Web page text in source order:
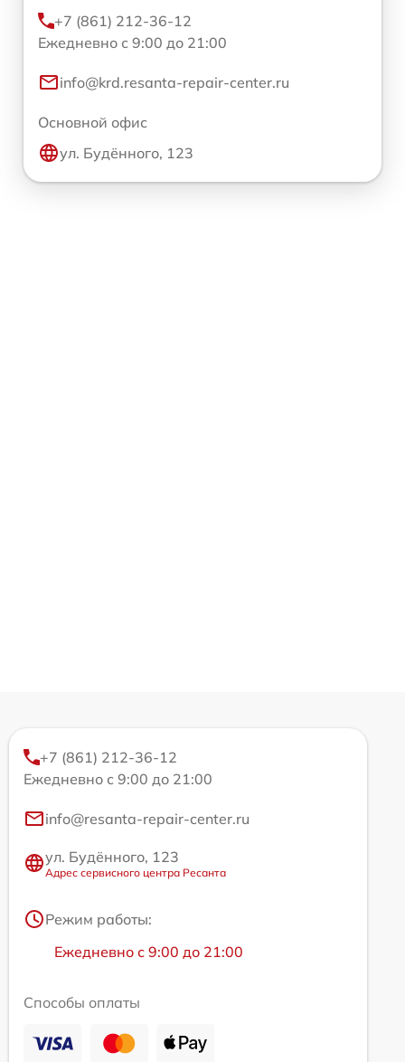
+7 (861) 212-36-12
Ежедневно с 9:00 до 21:00
info@krd.resanta-repair-center.ru
Основной офис
ул. Будённого, 123
+7 (861) 212-36-12
Ежедневно с 9:00 до 21:00
info@resanta-repair-center.ru
ул. Будённого, 123
Адрес сервисного центра Ресанта
Режим работы:
Ежедневно с 9:00 до 21:00
Способы оплаты